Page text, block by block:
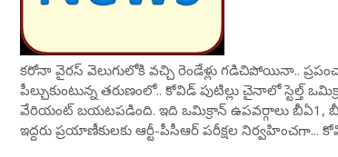
కరోనా వైరస్ వెలుగులోకి వచ్చి రెండేళ్లు గడిచిపోయినా..
పీల్చుకుంటున్న తరుణంలో.. కోవిడ్ పుటిల్లు చైనాలో
వేరియంట్ బయటపడింది. ఇది ఒమిక్రాన్ ఉపవర్గాలు బీఏ1,
ఇద్దరు ప్రయాణీకులకు ఆర్టీ-పీసీఆర్ పరీక్షల నిర్వహించగా...